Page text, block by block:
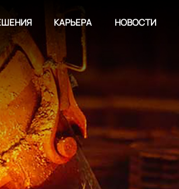
КАРЬЕРА НОВОСТИ